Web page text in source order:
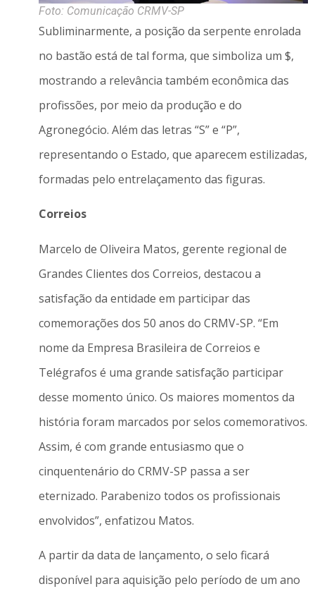
Foto: Comunicação CRMV-SP
Subliminarmente, a posição da serpente enrolada
no bastão está de tal forma, que simboliza um $,
mostrando a relevância também econômica das
profissões, por meio da produção e do
Agronegócio. Além das letras “S” e “P”,
representando o Estado, que aparecem estilizadas,
formadas pelo entrelaçamento das figuras.
Correios
Marcelo de Oliveira Matos, gerente regional de
Grandes Clientes dos Correios, destacou a
satisfação da entidade em participar das
comemorações dos 50 anos do CRMV-SP. “Em
nome da Empresa Brasileira de Correios e
Telégrafos é uma grande satisfação participar
desse momento único. Os maiores momentos da
história foram marcados por selos comemorativos.
Assim, é com grande entusiasmo que o
cinquentenário do CRMV-SP passa a ser
eternizado. Parabenizo todos os profissionais
envolvidos”, enfatizou Matos.
A partir da data de lançamento, o selo ficará
disponível para aquisição pelo período de um ano